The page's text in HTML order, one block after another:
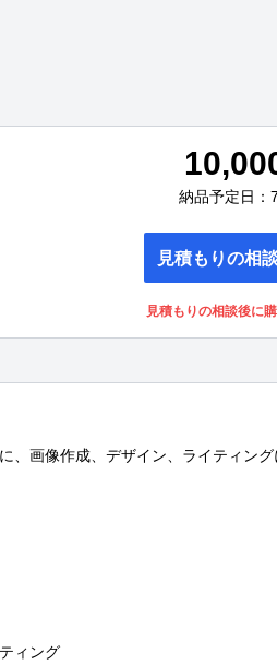
納品予定日：
見積もりの相
見積もりの相談後に
、画像作成、デザイン、ライティング
ィング